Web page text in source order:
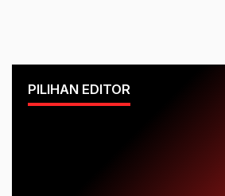
PILIHAN EDITOR